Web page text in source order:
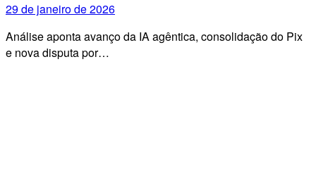
29 de janeiro de 2026
Análise aponta avanço da IA agêntica, consolidação do Pix
e nova disputa por…